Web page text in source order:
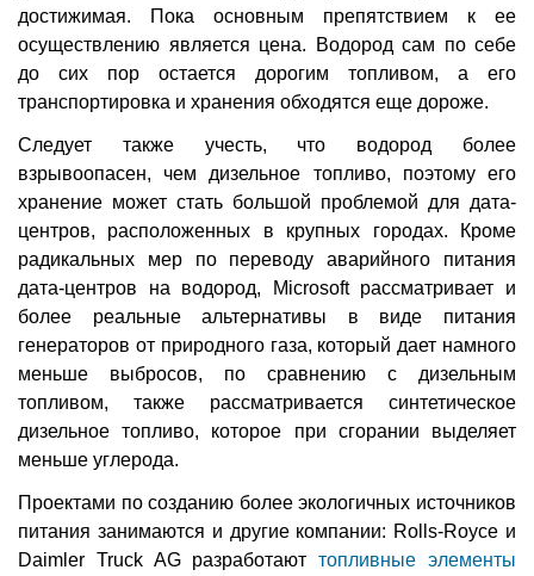
достижимая. Пока основным препятствием к ее
осуществлению является цена. Водород сам по себе
до сих пор остается дорогим топливом, а его
транспортировка и хранения обходятся еще дороже.
Следует также учесть, что водород более
взрывоопасен, чем дизельное топливо, поэтому его
хранение может стать большой проблемой для дата-
центров, расположенных в крупных городах. Кроме
радикальных мер по переводу аварийного питания
дата-центров на водород, Microsoft рассматривает и
более реальные альтернативы в виде питания
генераторов от природного газа, который дает намного
меньше выбросов, по сравнению с дизельным
топливом, также рассматривается синтетическое
дизельное топливо, которое при сгорании выделяет
меньше углерода.
Проектами по созданию более экологичных источников
питания занимаются и другие компании: Rolls-Royce и
Daimler Truck AG разработаюттопливные элементы